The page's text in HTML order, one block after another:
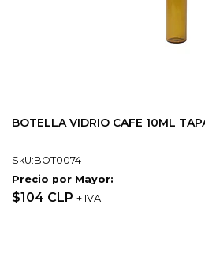
BOTELLA VIDRIO CAFE 10ML
SkU:BOT0074
Precio por Mayor:
$104 CLP + IVA